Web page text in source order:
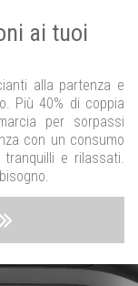
ai tuoi
alla partenza e
Più 40% di coppia
per sorpassi
con un consumo
e rilassati.